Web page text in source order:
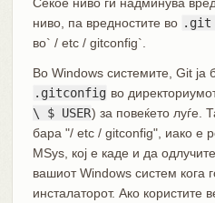
ниво, па вредностите во .git
во` / etc / gitconfig`.
Во Windows системите, Git ја
.gitconfig во
\ $ USER) за повеќето луѓе.
бара "/ etc / gitconfig", иако е
MSys, кој е каде и да
вашиот Windows систем кога
инсталаторот. Ако користите